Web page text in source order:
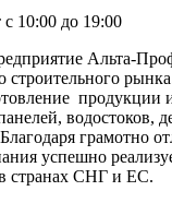
10:00 до 19:00
Альта-
строительного
продукции
водостоков,
грамотно
успешно
странах СНГ и ЕС.